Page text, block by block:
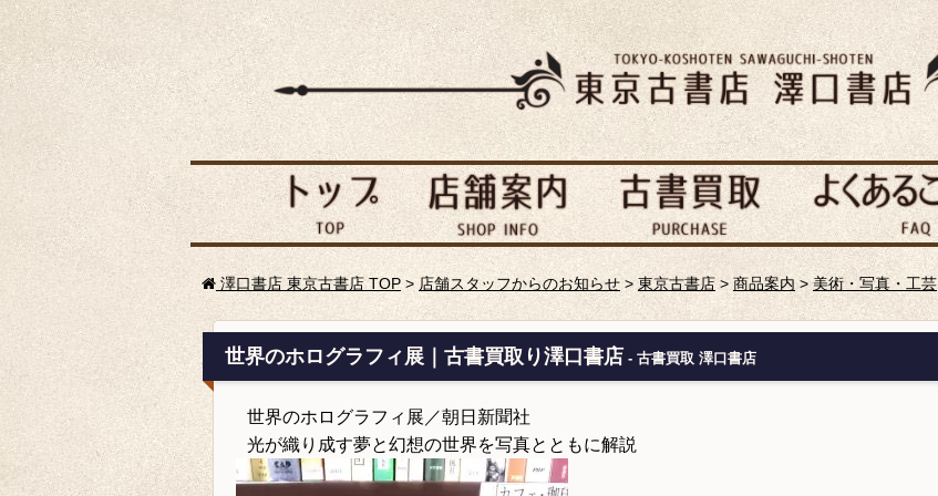
澤口書店 東京古書店 TOP > 店舗スタッフからのお知らせ >東京古書店> 商品案内>美術・写真・工芸
世界のホログラフィ展｜古書買取り澤口書店 - 古書買取 澤口書店
世界のホログラフィ展／朝日新聞社
光が織り成す夢と幻想の世界を写真とともに解説